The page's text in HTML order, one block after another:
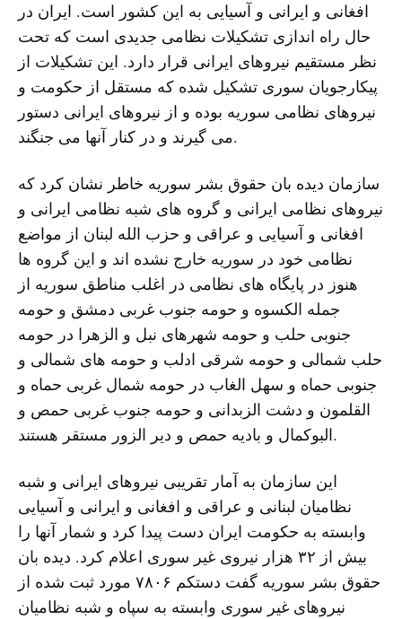
افغانی و ایرانی و آسیایی به این کشور است. ایران در
حال راه اندازی تشکیلات نظامی جدیدی است که تحت
نظر مستقیم نیروهای ایرانی قرار دارد. این تشکیلات از
پیکارجویان سوری تشکیل شده که مستقل از حکومت و
نیروهای نظامی سوریه بوده و از نیروهای ایرانی دستور
می گیرند و در کنار آنها می جنگند.
سازمان دیده بان حقوق بشر سوریه خاطر نشان کرد که
نیروهای نظامی ایرانی و گروه های شبه نظامی ایرانی و
افغانی و آسیایی و عراقی و حزب الله لبنان از مواضع
نظامی خود در سوریه خارج نشده اند و این گروه ها
هنوز در پایگاه های نظامی در اغلب مناطق سوریه از
جمله الکسوه و حومه جنوب غربی دمشق و حومه
جنوبی حلب و حومه شهرهای نبل و الزهرا در حومه
حلب شمالی و حومه شرقی ادلب و حومه های شمالی و
جنوبی حماه و سهل الغاب در حومه شمال غربی حماه و
القلمون و دشت الزبدانی و حومه جنوب غربی حمص و
البوکمال و بادیه حمص و دیر الزور مستقر هستند.
این سازمان به آمار تقریبی نیروهای ایرانی و شبه
نظامیان لبنانی و عراقی و افغانی و ایرانی و آسیایی
وابسته به حکومت ایران دست پیدا کرد و شمار آنها را
بیش از ۳۲ هزار نیروی غیر سوری اعلام کرد. دیده بان
حقوق بشر سوریه گفت دستکم ۷۸۰۶ مورد ثبت شده از
نیروهای غیر سوری وابسته به سپاه و شبه نظامیان